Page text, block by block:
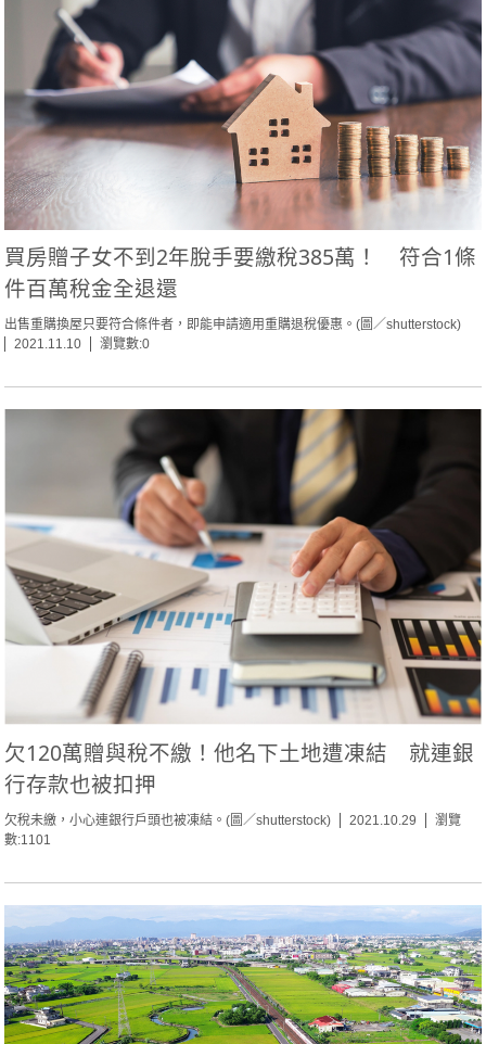
買房贈子女不到2年脫手要繳稅385萬！ 符合1條
件百萬稅金全退還
出售重購換屋只要符合條件者，即能申請適用重購退稅優惠。(圖／shutterstock)
2021.11.10
瀏覽數:0
欠120萬贈與稅不繳！他名下土地遭凍結 就連銀
行存款也被扣押
欠稅未繳，小心連銀行戶頭也被凍結。(圖／shutterstock) 2021.10.29
瀏覽
數:1101